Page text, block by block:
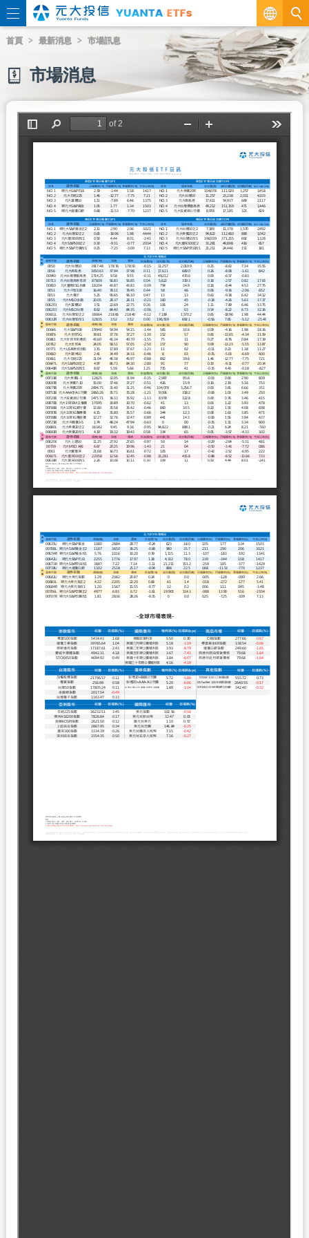
繁
EN
首頁 最新消息 市場訊息
市場消息